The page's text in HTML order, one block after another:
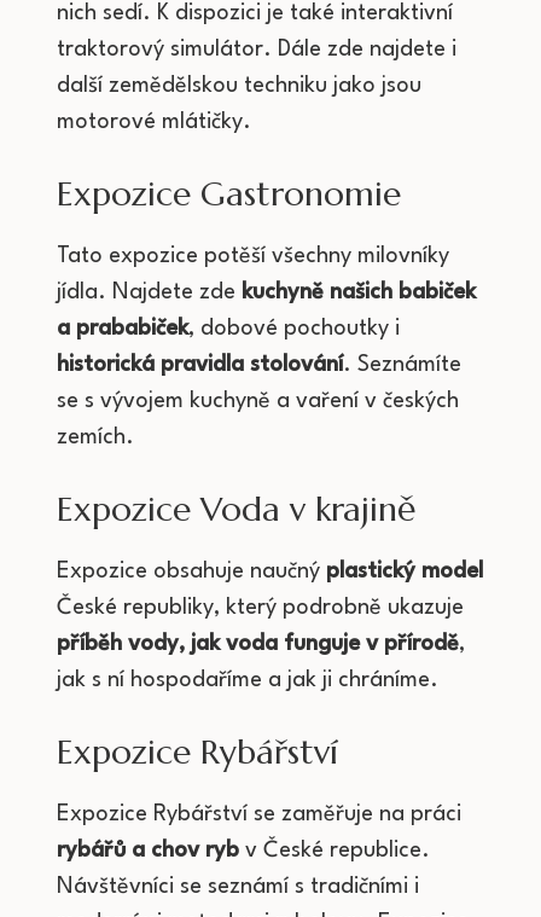
nich sedí. K dispozici je také interaktivní
traktorový simulátor. Dále zde najdete i
další zemědělskou techniku jako jsou
motorové mlátičky.
Expozice Gastronomie
Tato expozice potěší všechny milovníky
jídla. Najdete zde kuchyně našich babiček
a prababiček, dobové pochoutky i
historická pravidla stolování. Seznámíte
se s vývojem kuchyně a vaření v českých
zemích.
Expozice Voda v krajině
Expozice obsahuje naučný plastický model
České republiky, který podrobně ukazuje
příběh vody, jak voda funguje v přírodě,
jak s ní hospodaříme a jak ji chráníme.
Expozice Rybářství
Expozice Rybářství se zaměřuje na práci
rybářů a chov ryb v České republice.
Návštěvníci se seznámí s tradičními i